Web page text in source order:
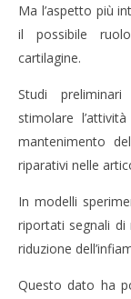
Ma l’aspetto più
il possibile
cartilagine.
Studi
stimolare
mantenimento
riparativi nelle
In modelli
riportati segnali
riduzione
Questo dato ha